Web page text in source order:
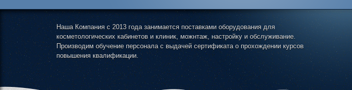
Наша Компания с 2013 года занимается поставками оборудования для
косметологических кабинетов и клиник, можнтаж, настройку и обслуживание.
Производим обучение персонала с выдачей сертификата о прохождении курсов
повышения квалификации.